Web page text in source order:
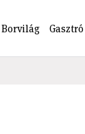
Borvilág Gasztró